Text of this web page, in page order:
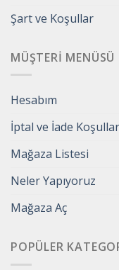
Şart ve Koşullar
MÜŞTERI MENÜSÜ
Hesabım
İptal ve İade
Mağaza Listesi
Neler Yapıyoruz
Mağaza Aç
POPÜLER